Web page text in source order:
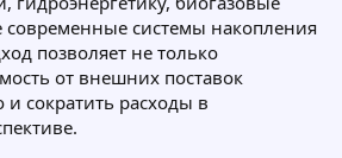
современные системы накопления
позволяет не только
от внешних поставок
и сократить расходы в